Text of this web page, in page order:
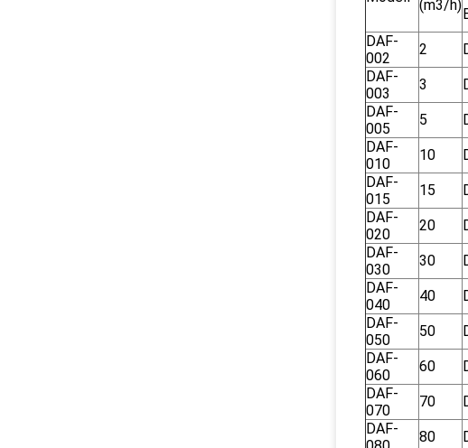
(m3/h)
DAF-
002
2
DAF-
003
3
DAF-
005
5
DAF-
010
10
DAF-
015
15
DAF-
020
20
DAF-
030
30
DAF-
040
40
DAF-
050
50
DAF-
060
60
DAF-
070
70
DAF-
80